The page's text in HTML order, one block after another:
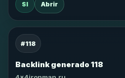
SI Abrir
#118
Backlink generado 118